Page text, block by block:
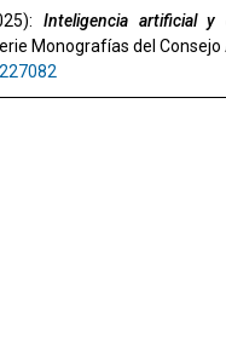
Inteligencia artificial y
Monografías del Consejo